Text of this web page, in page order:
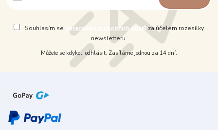
Souhlasím se zpracováním osobních údajů za účelem rozesílky
newsletteru.
Můžete se kdykoli odhlásit. Zasíláme jednou za 14 dní.